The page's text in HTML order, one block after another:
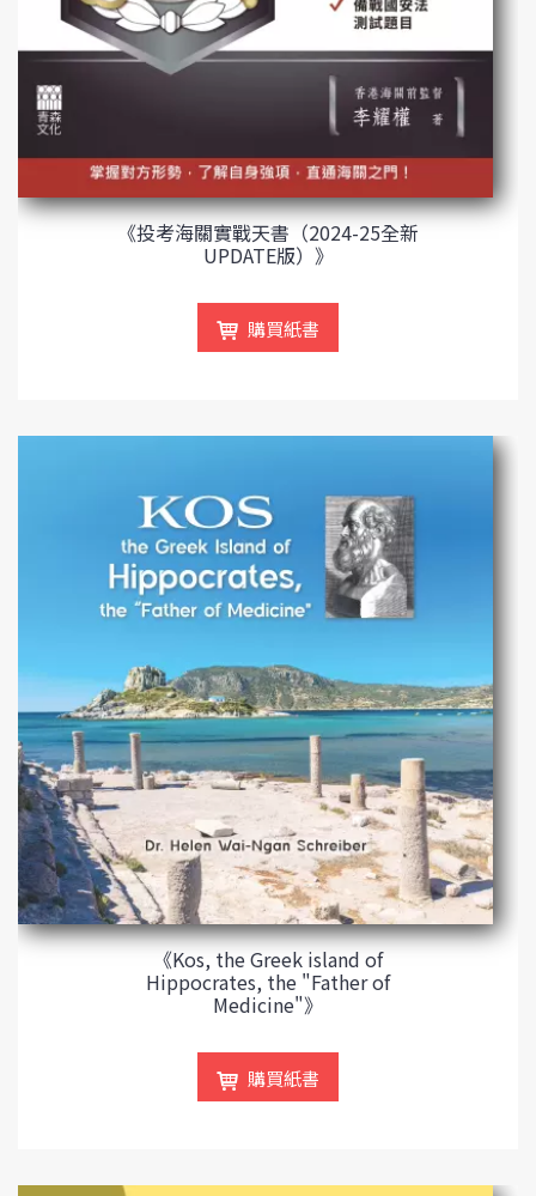
《投考海關實戰天書（2024-25全新
UPDATE版）》
購買紙書
《Kos, the Greek island of
Hippocrates, the "Father of
Medicine"》
購買紙書